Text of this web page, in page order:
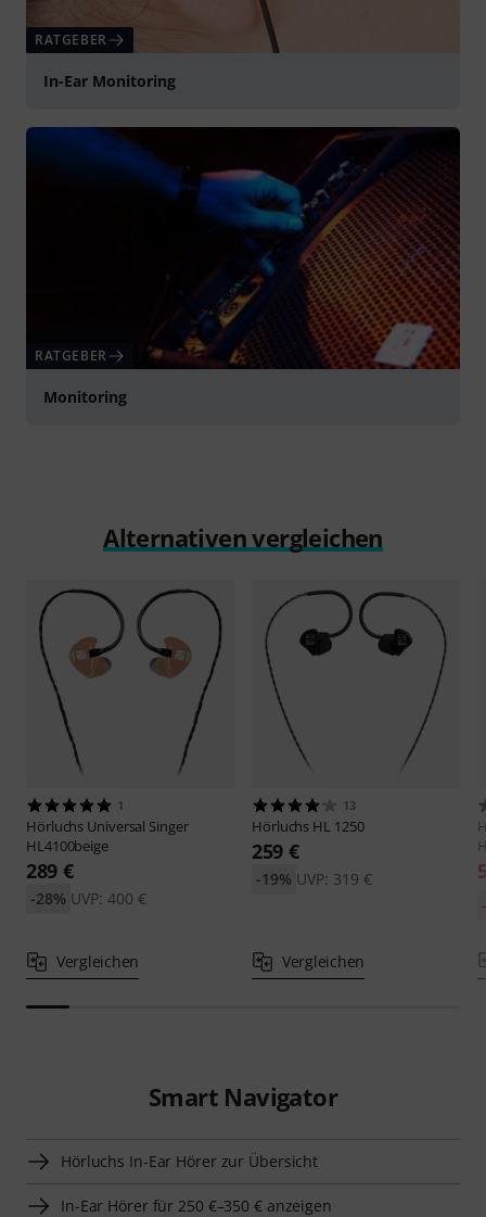
RATGEBER
In-Ear Monitoring
RATGEBER
Monitoring
Alternativen vergleichen
1
Hörluchs Universal Singer
HL4100beige
289 €
UVP: 400 €
-28%
Vergleichen
13
Hörluchs HL 1250
259 €
UVP: 319 €
-19%
Vergleichen
Smart Navigator
Hörluchs In-Ear Hörer zur Übersicht
In-Ear Hörer für 250 €–350 € anzeigen